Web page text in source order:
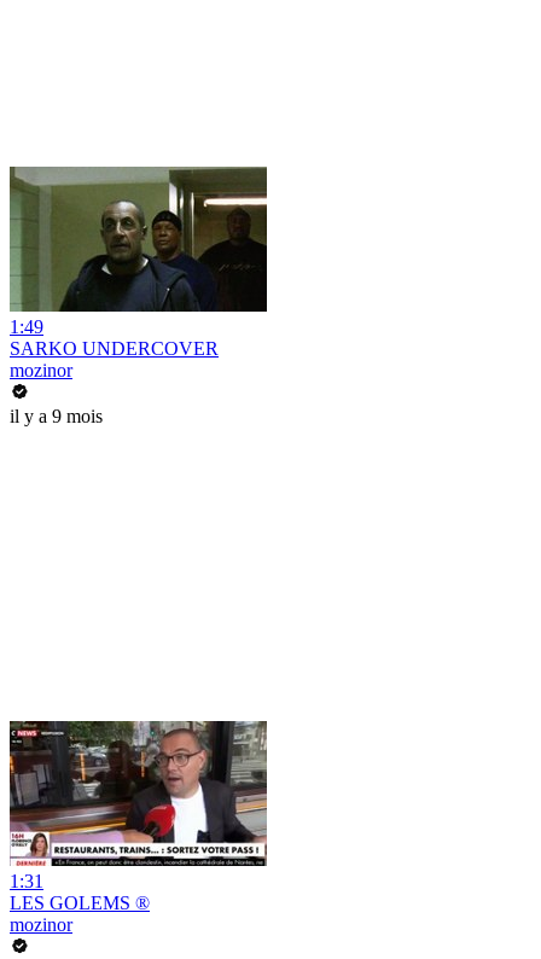
1:49
SARKO UNDERCOVER
mozinor
il y a 9 mois
1:31
LES GOLEMS ®
mozinor